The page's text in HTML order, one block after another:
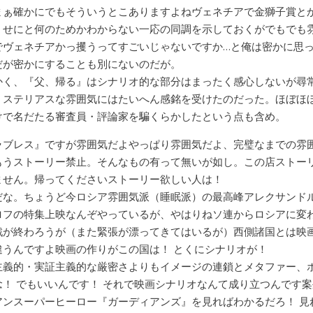
確かにでもそういうとこありますよねヴェネチアで金獅子賞と
にと何のためかわからない一応の同調を示しておくがでもでも
ヴェネチアかっ攫うってすごいじゃないですか…と俺は密かに思
密かにすることも別にないのだが。
、『父、帰る』はシナリオ的な部分はまったく感心しないが尋
テリアスな雰囲気にはたいへん感銘を受けたのだった。ほぼほ
名だたる審査員・評論家を騙くらかしたという点も含め。
レス』ですが雰囲気だよやっぱり雰囲気だよ、完璧なまでの雰
ストーリー禁止。そんなもの有って無いが如し。この店ストー
ん。帰ってくださいストーリー欲しい人は！
。ちょうど今ロシア雰囲気派（睡眠派）の最高峰アレクサンド
の特集上映なんぞやっているが、やはりねソ連からロシアに変
終わろうが（また緊張が漂ってきてはいるが）西側諸国とは映
んですよ映画の作りがこの国は！ とくにシナリオが！
的・実証主義的な厳密さよりもイメージの連鎖とメタファー、
でもいいんです！ それで映画シナリオなんて成り立つんです
スーパーヒーロー『ガーディアンズ』を見ればわかるだろ！ 見